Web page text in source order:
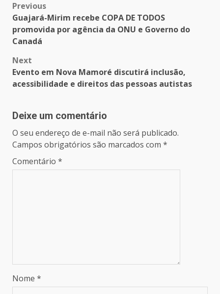
Post
navigation
Previous
Guajará-Mirim recebe COPA DE TODOS
promovida por agência da ONU e Governo do
Canadá
Next
Evento em Nova Mamoré discutirá inclusão,
acessibilidade e direitos das pessoas autistas
Deixe um comentário
O seu endereço de e-mail não será publicado.
Campos obrigatórios são marcados com *
Comentário *
Nome *